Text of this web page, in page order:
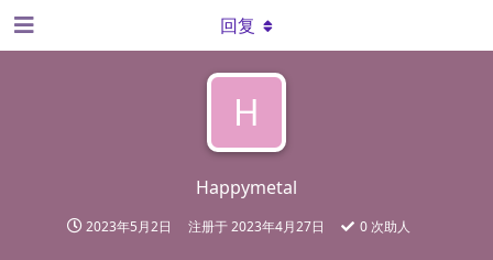
H
Happymetal
2023年5月2日 注册于2023年4月27日 0次助人
回复